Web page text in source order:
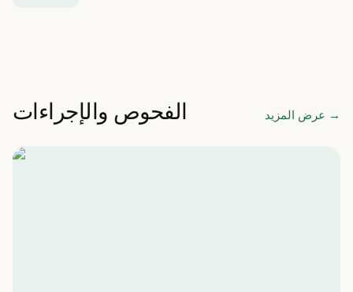
الفحوص والإجراءات عرض المزيد →